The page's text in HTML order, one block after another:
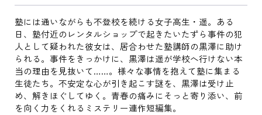
塾には通いながらも不登校を続ける女子高生・遥。ある
日、塾付近のレンタルショップで起きたいたずら事件の犯
人として疑われた彼女は、居合わせた塾講師の黒澤に助け
られる。事件をきっかけに、黒澤は遥が学校へ行けない本
当の理由を見抜いて……。様々な事情を抱えて塾に集まる
生徒たち。不安定な心が引き起こす謎を、黒澤は受け止
め、解きほぐしてゆく。青春の痛みにそっと寄り添い、前
を向く力をくれるミステリー連作短編集。